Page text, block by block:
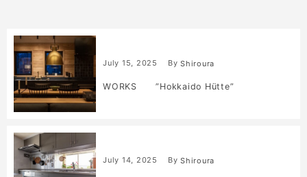
July 15, 2025 By Shiroura
WORKS ”Hokkaido Hütte”
July 14, 2025 By Shiroura